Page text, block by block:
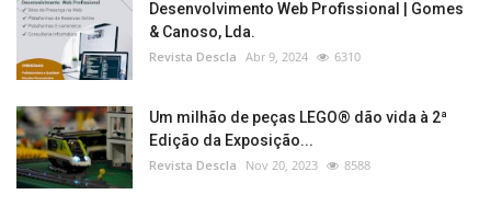
Desenvolvimento Web Profissional | Gomes
& Canoso, Lda.
Revista Descla Abr 9, 2024 6310
Um milhão de peças LEGO® dão vida à 2ª
Edição da Exposição...
Revista Descla Nov 20, 2023 8588